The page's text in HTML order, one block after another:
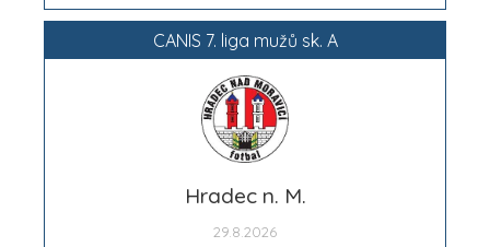
CANIS 7. liga mužů sk. A
Hradec n. M.
29.8.2026